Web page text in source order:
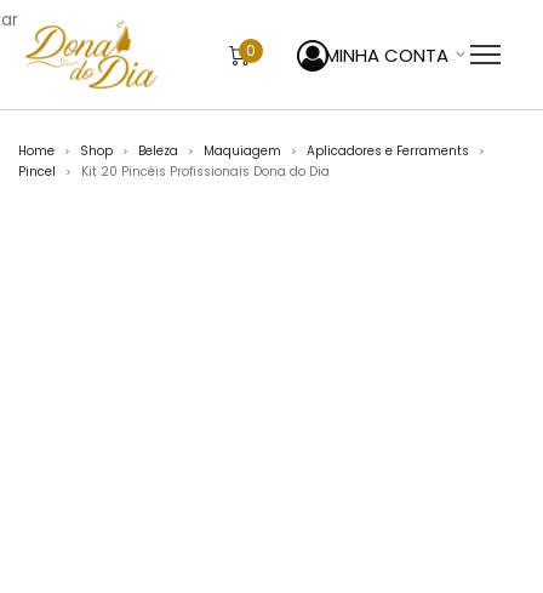
0 MINHA CONTA
Home > Shop > Beleza > Maquiagem > Aplicadores e Ferraments >
Pincel > Kit 20 Pincéis Profissionais Dona do Dia